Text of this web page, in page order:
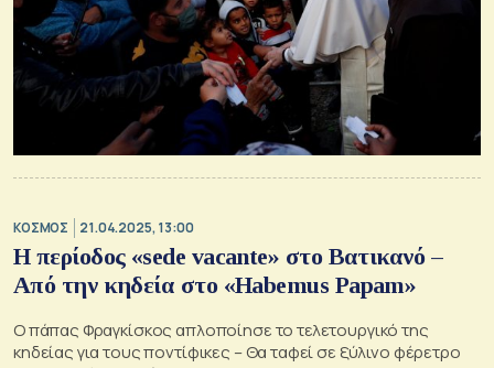
ΚΟΣΜΟΣ 21.04.2025, 13:00
Η περίοδος «sede vacante» στο Βατικανό –
Από την κηδεία στο «Habemus Papam»
Ο πάπας Φραγκίσκος απλοποίησε το τελετουργικό της
κηδείας για τους ποντίφικες – Θα ταφεί σε ξύλινο φέρετρο